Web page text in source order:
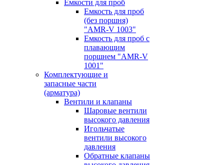
Емкости для проб
Емкость для проб
(без поршня)
"AMR-V 1003"
Емкость для проб с
плавающим
поршнем "AMR-V
1001"
Комплектующие и
запасные части
(арматура)
Вентили и клапаны
Шаровые вентили
высокого давления
Игольчатые
вентили высокого
давления
Обратные клапаны